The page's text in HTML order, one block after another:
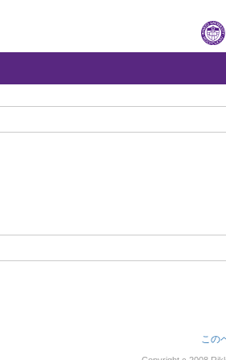
この